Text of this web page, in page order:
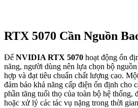
RTX 5070 Cần Nguồn
Để NVIDIA RTX 5070 hoạt động ổn
năng, người dùng nên lựa chọn bộ
hợp và đạt tiêu chuẩn chất lượng cao.
đảm bảo khả năng cấp điện ổn định cho
phần tăng tuổi thọ của toàn bộ hệ thống,
hoặc xử lý các tác vụ nặng trong thời